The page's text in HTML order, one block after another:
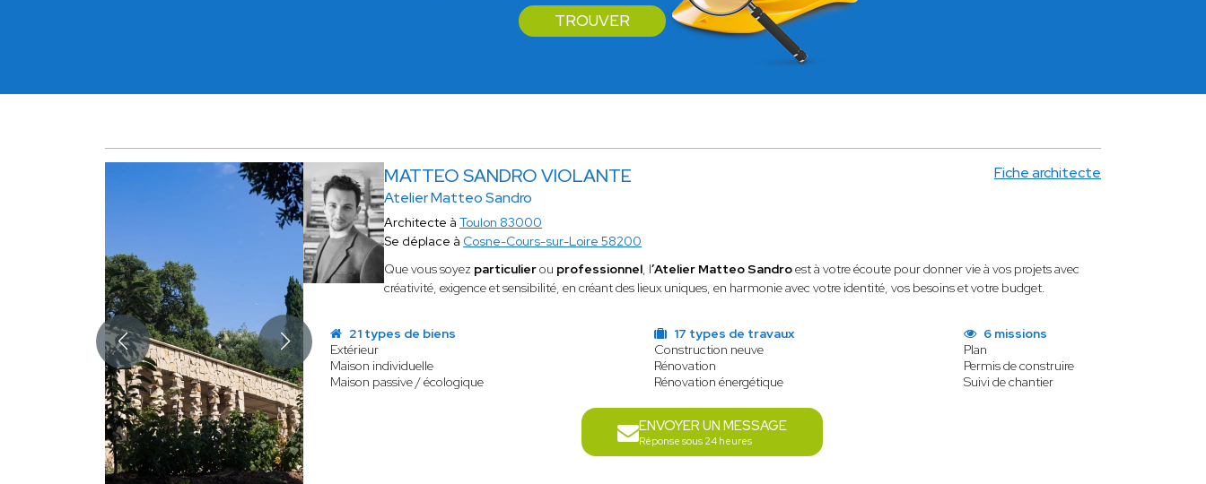
TROUVER
MATTEO SANDRO VIOLANTE
Atelier Matteo Sandro
Fiche architecte
Architecte àToulon 83000
Se déplace à Cosne-Cours-sur-Loire 58200
Que vous soyez particulierou professionnel, l’Atelier Matteo Sandroest à votre écoute pour donner vie à vos projets avec
créativité, exigence et sensibilité, en créant des lieux uniques, en harmonie avec votre identité, vos besoins et votre budget.
21 types de biens
Extérieur
Maison individuelle
Maison passive / écologique
17 types de travaux
Construction neuve
Rénovation
Rénovation énergétique
6 missions
Plan
Permis de construire
Suivi de chantier
ENVOYER UN MESSAGE
Réponse sous 24 heures